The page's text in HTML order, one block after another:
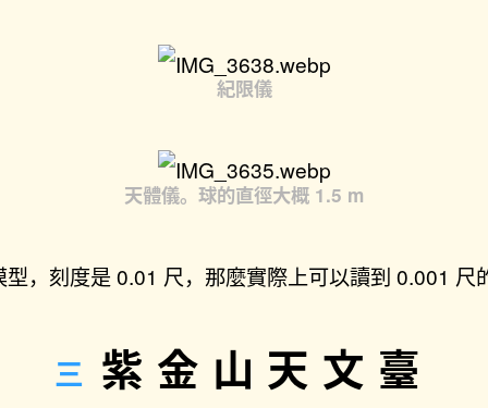
紀限儀
天體儀。球的直徑大概 1.5 m
，刻度是 0.01 尺，那麼實際上可以讀到 0.001 尺
紫金山天文臺